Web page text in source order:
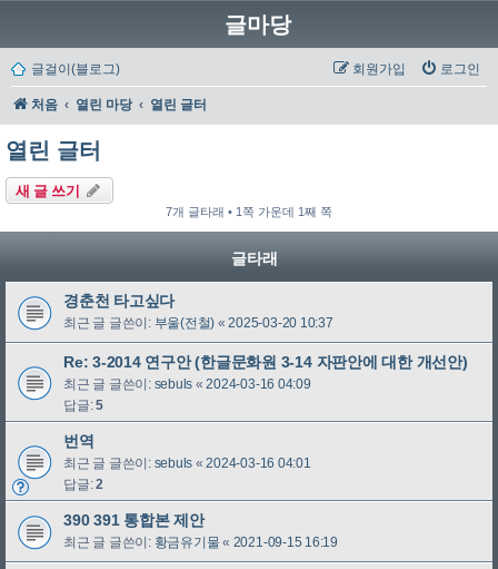
글마당
글걸이(블로그) 로그인
회원가입
처음 열린 마당 열린 글터
열린 글터
새 글 쓰기
7개 글타래 • 1쪽 가운데 1째 쪽
글타래
경춘천 타고싶다
최근 글 글쓴이: 부울(전철) «2025-03-20 10:37
Re: 3-2014 연구안 (한글문화원 3-14 자판안에 대한 개선안)
최근 글 글쓴이: sebuls «2024-03-16 04:09
답글:5
번역
최근 글 글쓴이: sebuls «2024-03-16 04:01
답글:2
390 391 통합본 제안
최근 글 글쓴이: 황금유기물 « 2021-09-15 16:19